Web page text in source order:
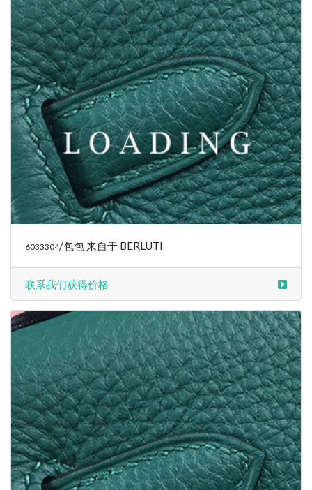
6034801 /衣服 来自于 BERLUTI
联系我们获得价格